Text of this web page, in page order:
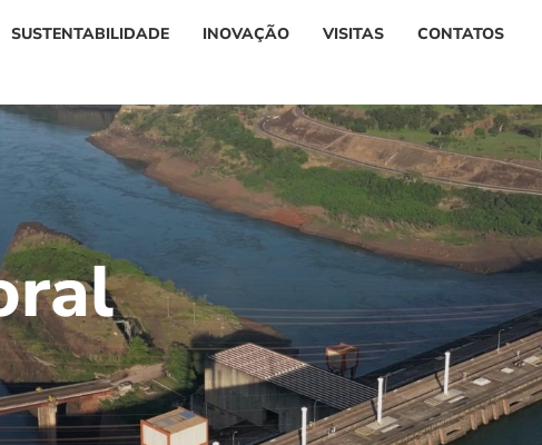
SUSTENTABILIDADE INOVAÇÃO VISITAS CONTATOS
ral